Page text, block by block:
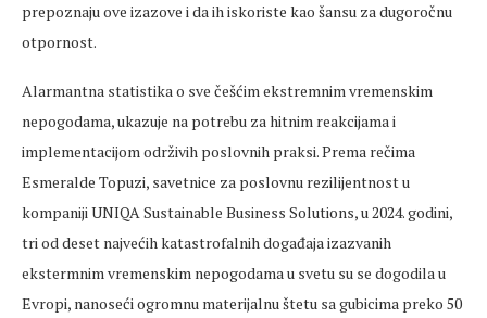
prepoznaju ove izazove i da ih iskoriste kao šansu za dugoročnu
otpornost.
Alarmantna statistika o sve češćim ekstremnim vremenskim
nepogodama, ukazuje na potrebu za hitnim reakcijama i
implementacijom održivih poslovnih praksi. Prema rečima
Esmeralde Topuzi, savetnice za poslovnu rezilijentnost u
kompaniji UNIQA Sustainable Business Solutions, u 2024. godini,
tri od deset najvećih katastrofalnih događaja izazvanih
ekstermnim vremenskim nepogodama u svetu su se dogodila u
Evropi, nanoseći ogromnu materijalnu štetu sa gubicima preko 50